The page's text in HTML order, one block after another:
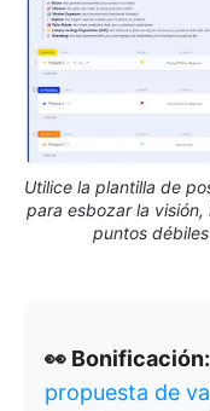
Utilice la plantilla de
para esbozar la
puntos
👀 Bonificación:
propuesta de